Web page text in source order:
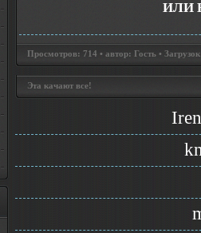
ИЛИ
Просмотров: 714 • автор: Гость •
Эта качают все!